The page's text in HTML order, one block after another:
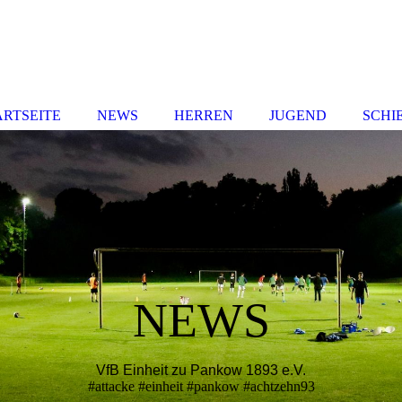
NEWS
VfB Einheit zu Pankow 1893 e.V.
#attacke #einheit #pankow #achtzehn93
NEWS HERREN JUGEND